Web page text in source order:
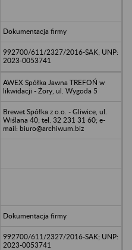
Dokumentacja firmy
992700/611/2327/2016-SAK; UNP:
2023-0053741
AWEX Spółka Jawna TREFOŃ w
likwidacji - Żory, ul. Wygoda 5
Brewet Spółka z o.o. - Gliwice, ul.
Wiślana 40; tel. 32 231 31 60; e-
mail: biuro@archiwum.biz
Dokumentacja firmy
992700/611/2327/2016-SAK; UNP:
2023-0053741